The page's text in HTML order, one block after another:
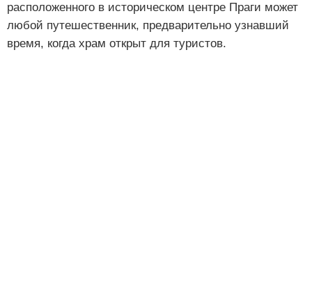
расположенного в историческом центре Праги может
любой путешественник, предварительно узнавший
время, когда храм открыт для туристов.